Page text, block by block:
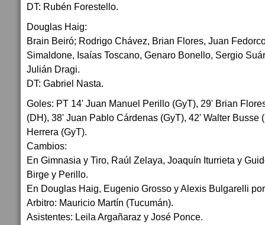
DT: Rubén Forestello.
Douglas Haig:
Brain Beiró; Rodrigo Chávez, Brian Flores, Juan
Simaldone, Isaías Toscano, Genaro Bonello, Sergio
Julián Dragi.
DT: Gabriel Nasta.
Goles: PT 14' Juan Manuel Perillo (GyT), 29' Brian
(DH), 38' Juan Pablo Cárdenas (GyT), 42' Walter Busse
Herrera (GyT).
Cambios:
En Gimnasia y Tiro, Raúl Zelaya, Joaquín Iturrieta y
Birge y Perillo.
En Douglas Haig, Eugenio Grosso y Alexis Bulgarelli
Arbitro: Mauricio Martín (Tucumán).
Asistentes: Leila Argañaraz y José Ponce.